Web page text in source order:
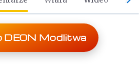
DEON Modlitwa